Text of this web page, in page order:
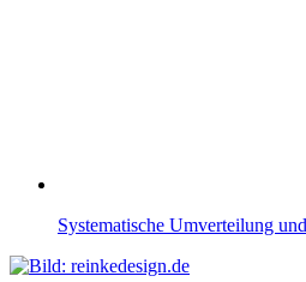
Systematische Umverteilung